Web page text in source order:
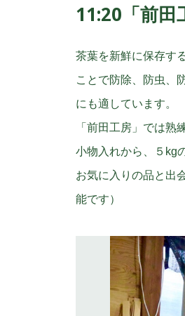
11:20「前田
茶葉を新鮮に保存す
ことで防除、防虫、
にも適しています。
「前田工房」では
小物入れから、５kg
お気に入りの品と出
能です）